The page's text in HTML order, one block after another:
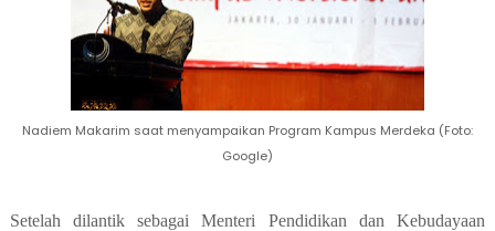
Nadiem Makarim saat menyampaikan Program Kampus Merdeka (Foto:
Google)
Setelah dilantik sebagai Menteri Pendidikan dan Kebudayaan